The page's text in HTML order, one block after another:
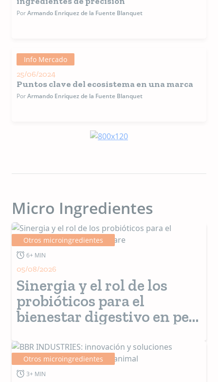
Nacional
ITESO.
PorArmando Enriquez de la Fuente Blanquet
Info Mercado
25/06/2024
Puntos clave del ecosistema en una marca
PorArmando Enriquez de la Fuente Blanquet
Micro Ingredientes
Otros microingredientes
6+ MIN
05/08/2026
Sinergia y el rol de los
probióticos para el
bienestar digestivo en pet
Otros microingredientes
3+ MIN